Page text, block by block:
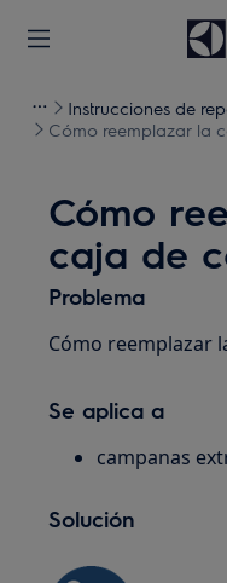
Instrucciones de
Cómo reemplazar la
Cómo
caja de
Problema
Cómo reemplazar
Se aplica a
campanas
Solución